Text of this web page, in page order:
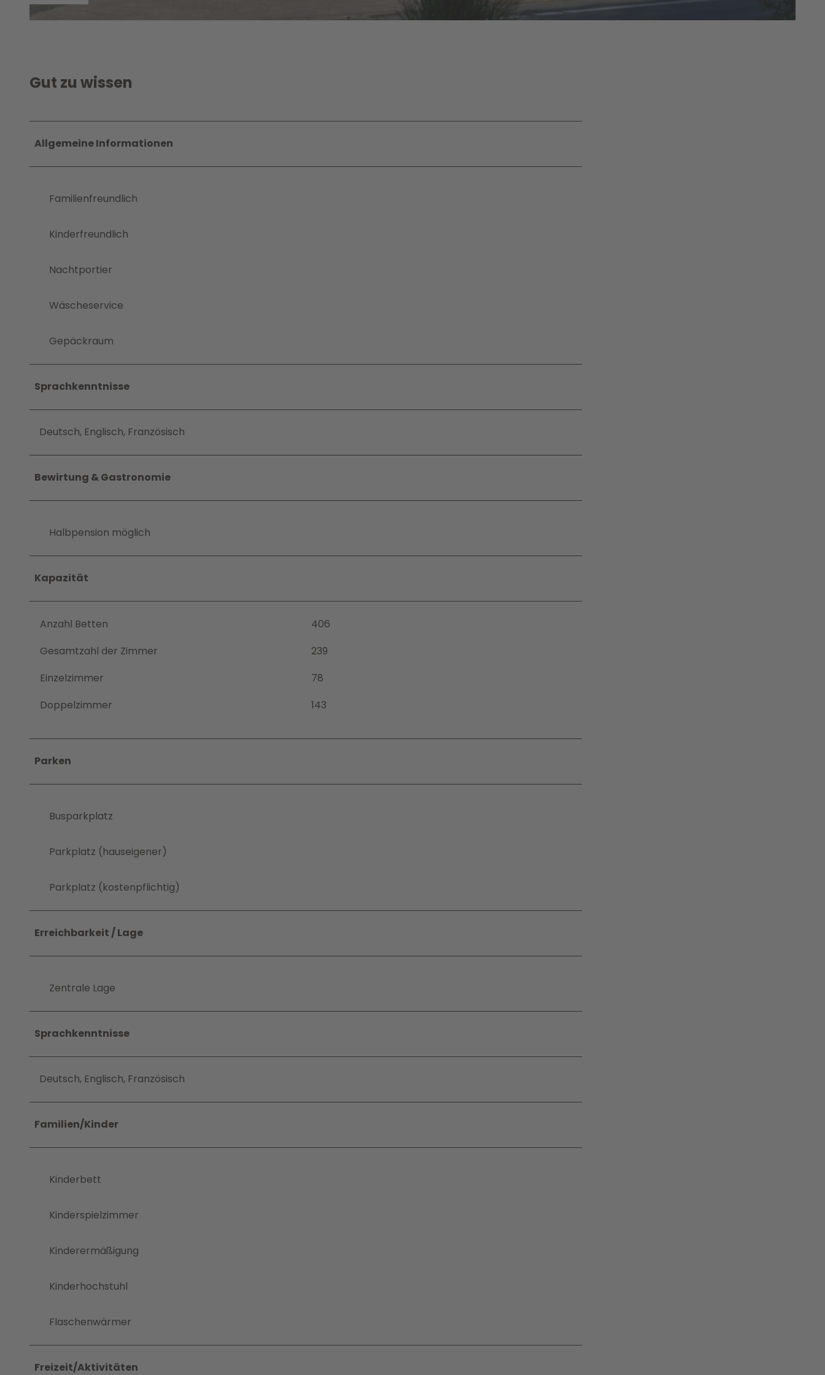
t
g
Gut zu wissen
Allgemeine Informationen
Familienfreundlich
Kinderfreundlich
Nachtportier
Wäscheservice
Gepäckraum
Sprachkenntnisse
Deutsch, Englisch, Französisch
Bewirtung & Gastronomie
Halbpension möglich
Kapazität
Anzahl Betten
406
Gesamtzahl der Zimmer
239
Einzelzimmer
78
Doppelzimmer
143
Parken
Busparkplatz
Parkplatz (hauseigener)
Parkplatz (kostenpflichtig)
Erreichbarkeit / Lage
Zentrale Lage
Sprachkenntnisse
Deutsch, Englisch, Französisch
Familien/Kinder
Kinderbett
Kinderspielzimmer
Kinderermäßigung
Kinderhochstuhl
Flaschenwärmer
Freizeit/Aktivitäten